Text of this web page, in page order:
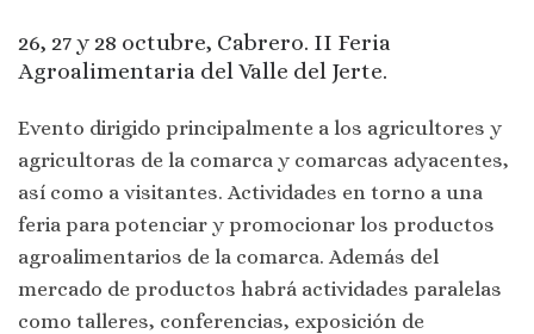
26, 27 y 28 octubre, Cabrero. II Feria
Agroalimentaria del Valle del Jerte.
Evento dirigido principalmente a los agricultores y
agricultoras de la comarca y comarcas adyacentes,
así como a visitantes. Actividades en torno a una
feria para potenciar y promocionar los productos
agroalimentarios de la comarca. Además del
mercado de productos habrá actividades paralelas
como talleres, conferencias, exposición de